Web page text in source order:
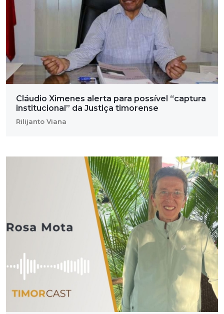
Cláudio Ximenes alerta para possível “captura
institucional” da Justiça timorense
Rilijanto Viana